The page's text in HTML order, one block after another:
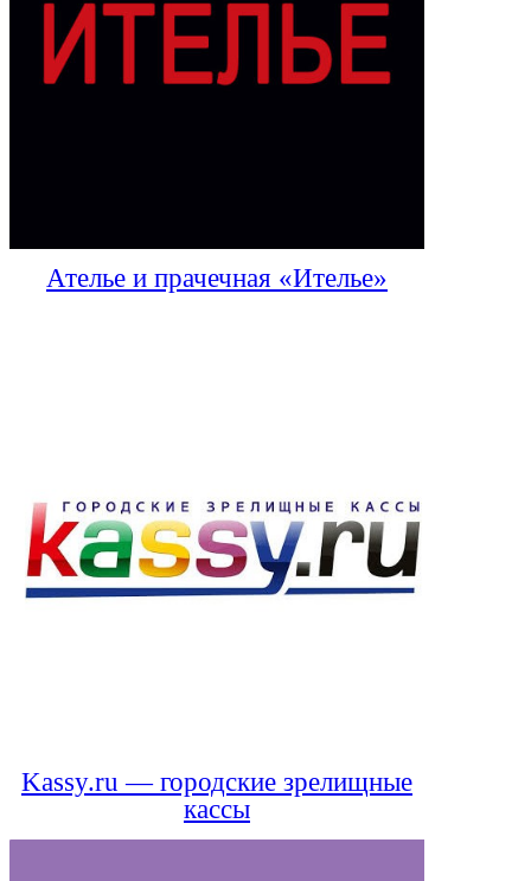
Ателье и прачечная «Ителье»
Kassy.ru — городские зрелищные
кассы